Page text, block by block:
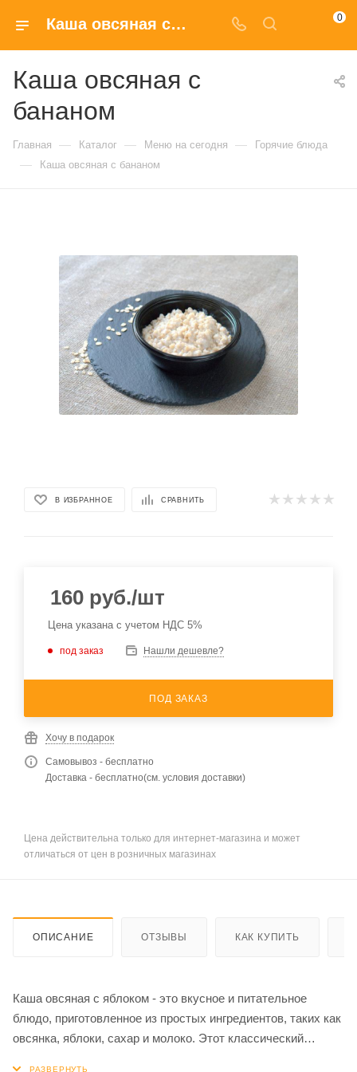
Каша овсяная с бананом купить в Москве по доступным ценам 0
Каша овсяная с
бананом
Главная — Каталог — Меню на сегодня — Горячие блюда
— Каша овсяная с бананом
В ИЗБРАННОЕ СРАВНИТЬ
160 руб./шт
Цена указана с учетом НДС 5%
под заказ Нашли дешевле?
ПОД ЗАКАЗ
Хочу в подарок
Самовывоз - бесплатно
Доставка - бесплатно(см. условия доставки)
Цена действительна только для интернет-магазина и может
отличаться от цен в розничных магазинах
ОПИСАНИЕ ОТЗЫВЫ КАК КУПИТЬ
Каша овсяная с яблоком - это вкусное и питательное
блюдо, приготовленное из простых ингредиентов, таких как
овсянка, яблоки, сахар и молоко. Этот классический